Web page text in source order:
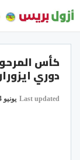
كأس
دوري
Last updated يونيو 24, 2014